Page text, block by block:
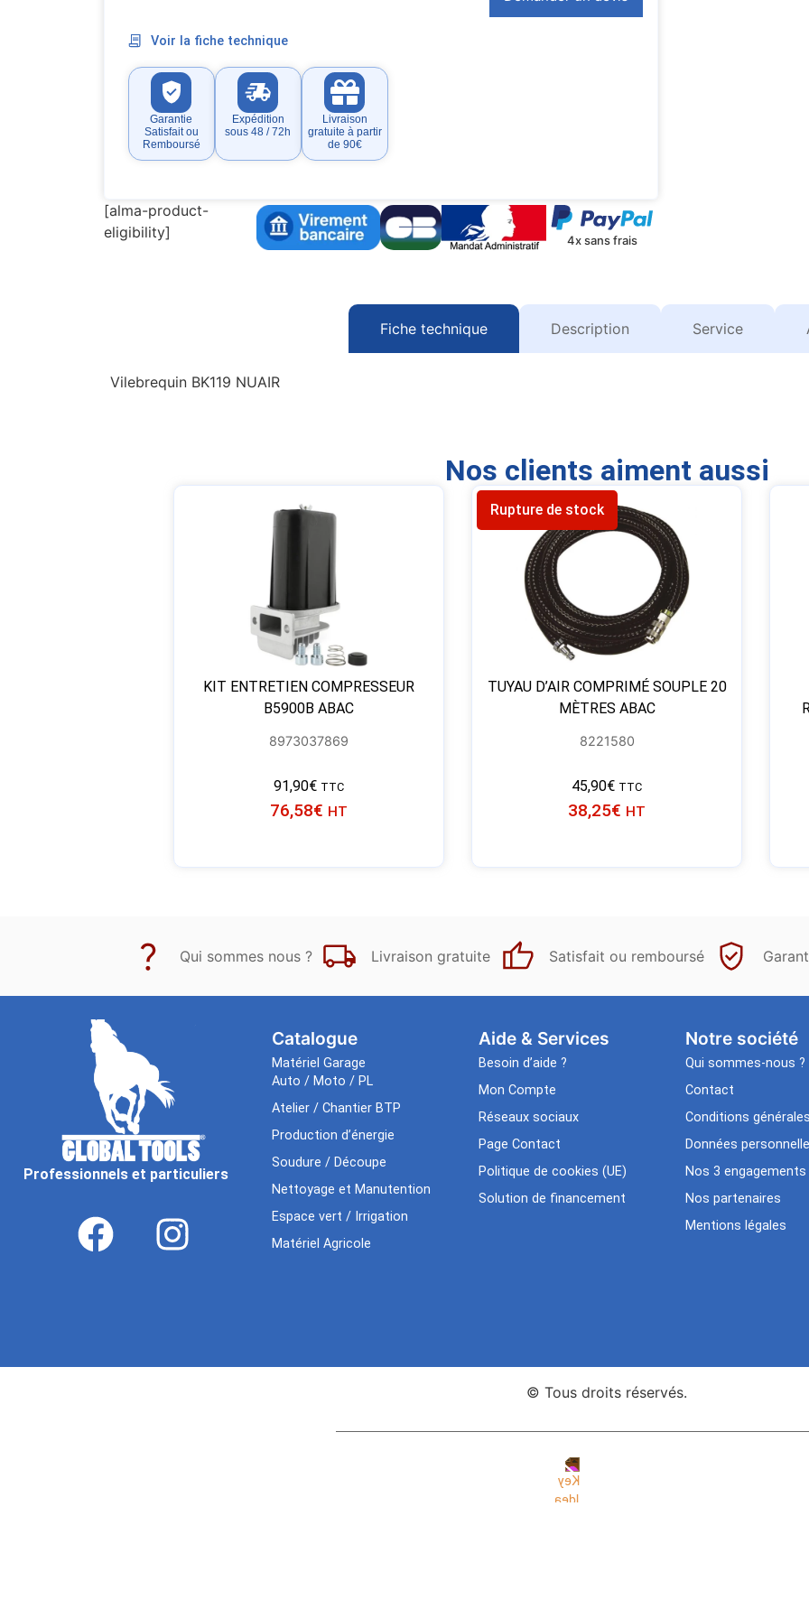
Voir la fiche technique
Garantie
Satisfait ou
Remboursé
Expédition
sous 48 / 72h
Livraison
gratuite à partir
de 90€
[alma-product-
eligibility]
4x sans frais
Fiche technique Description Service
Vilebrequin BK119 NUAIR
Nos clients aiment aussi
KIT ENTRETIEN COMPRESSEUR
B5900B ABAC
8973037869
91,90€ TTC
76,58€ HT
Rupture de stock
TUYAU D’AIR COMPRIMÉ SOUPLE 20
MÈTRES ABAC
8221580
45,90€ TTC
38,25€ HT
Qui sommes nous ? Livraison gratuite Satisfait ou remboursé
Professionnels et particuliers
Catalogue
Matériel Garage
Auto / Moto / PL
Atelier / Chantier BTP
Production d’énergie
Soudure / Découpe
Nettoyage et Manutention
Espace vert / Irrigation
Matériel Agricole
Aide & Services​
Besoin d’aide ?
Mon Compte
Réseaux sociaux
Page Contact
Politique de cookies (UE)
Solution de financement
Notre société
Qui sommes-nous ?
Contact
Conditions
Données
Nos 3 engagements
Nos partenaires
Mentions légales
© Tous droits réservés.